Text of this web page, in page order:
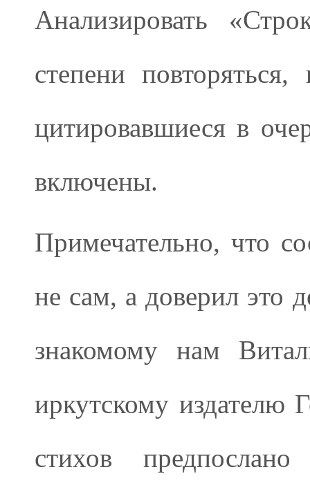
Анализировать
степени
цитировавшиеся в
включены.
Примечательно, что
не сам, а доверил это
знакомому нам
иркутскому издателю
стихов предпослано